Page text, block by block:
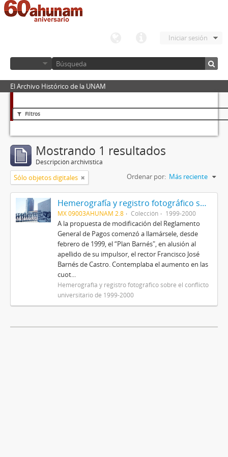
Iniciar sesión
El Archivo Histórico de la UNAM
Filtros
Mostrando 1 resultados
Descripción archivística
Sólo objetos digitales Ordenar por: Más reciente
Hemerografía y registro fotográfico sobre el conflicto universitario de 1999-2000
MX 09003AHUNAM 2.8 Colección 1999-2000
A la propuesta de modificación del Reglamento
General de Pagos comenzó a llamársele, desde
febrero de 1999, el “Plan Barnés", en alusión al
apellido de su impulsor, el rector Francisco José
Barnés de Castro. Contemplaba el aumento en las
cuot...
Hemerografía y registro fotográfico sobre el conflicto
universitario de 1999-2000